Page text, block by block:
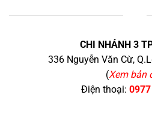
CHI NHÁNH 3
336 Nguyễn Văn Cừ,
(Xem bản
Điện thoại: